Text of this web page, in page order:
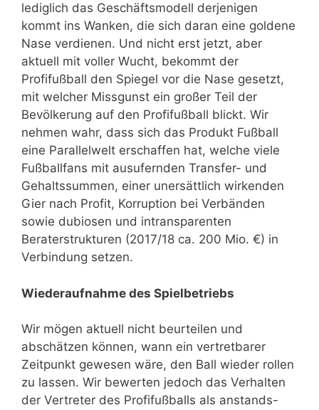
lediglich das Geschäftsmodell derjenigen
kommt ins Wanken, die sich daran eine goldene
Nase verdienen. Und nicht erst jetzt, aber
aktuell mit voller Wucht, bekommt der
Profifußball den Spiegel vor die Nase gesetzt,
mit welcher Missgunst ein großer Teil der
Bevölkerung auf den Profifußball blickt. Wir
nehmen wahr, dass sich das Produkt Fußball
eine Parallelwelt erschaffen hat, welche viele
Fußballfans mit ausufernden Transfer- und
Gehaltssummen, einer unersättlich wirkenden
Gier nach Profit, Korruption bei Verbänden
sowie dubiosen und intransparenten
Beraterstrukturen (2017/18 ca. 200 Mio. €) in
Verbindung setzen.
Wiederaufnahme des Spielbetriebs
Wir mögen aktuell nicht beurteilen und
abschätzen können, wann ein vertretbarer
Zeitpunkt gewesen wäre, den Ball wieder rollen
zu lassen. Wir bewerten jedoch das Verhalten
der Vertreter des Profifußballs als anstands-